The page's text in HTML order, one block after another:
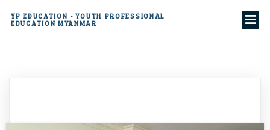
YP EDUCATION - YOUTH PROFESSIONAL
EDUCATION MYANMAR